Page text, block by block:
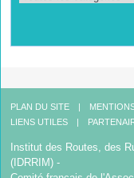
PLAN DU SITE
LIENS UTILES
Institut des Routes, des
(IDRRIM) -